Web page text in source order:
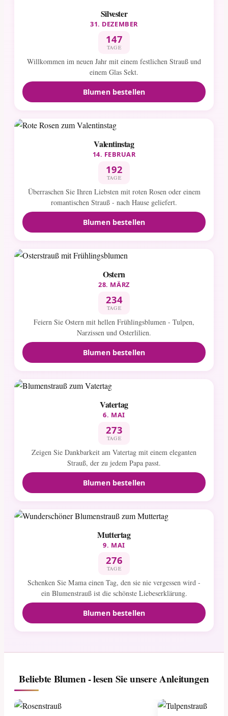
Silvester
31. DEZEMBER
147
TAGE
Willkommen im neuen Jahr mit einem festlichen Strauß und
einem Glas Sekt.
Blumen bestellen
Valentinstag
14. FEBRUAR
192
TAGE
Überraschen Sie Ihren Liebsten mit roten Rosen oder einem
romantischen Strauß - nach Hause geliefert.
Blumen bestellen
Ostern
28. MÄRZ
234
TAGE
Feiern Sie Ostern mit hellen Frühlingsblumen - Tulpen,
Narzissen und Osterlilien.
Blumen bestellen
Vatertag
6. MAI
273
TAGE
Zeigen Sie Dankbarkeit am Vatertag mit einem eleganten
Strauß, der zu jedem Papa passt.
Blumen bestellen
Muttertag
9. MAI
276
TAGE
Schenken Sie Mama einen Tag, den sie nie vergessen wird -
ein Blumenstrauß ist die schönste Liebeserklärung.
Blumen bestellen
Beliebte Blumen - lesen Sie unsere Anleitungen